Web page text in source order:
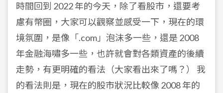
時間回到 2022 年的今天，除了看股市，還要考
慮有幣圈，大家可以觀察並感受一下，現在的環
境氛圍，是像「.com」泡沫多一些，還是 2008
年金融海嘯多一些，也許就會對各類資產的後續
走勢，有更明確的看法（大家看出來了嗎？） 我
的看法則是，現在的股市狀況比較像 2008 年的